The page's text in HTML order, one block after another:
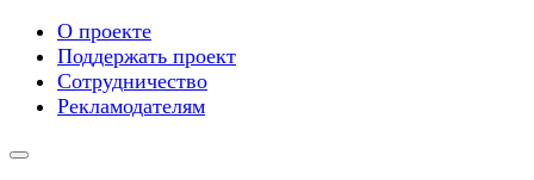
О проекте
Поддержать проект
Сотрудничество
Рекламодателям